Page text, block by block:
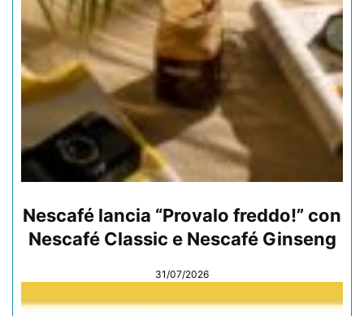
Nescafé lancia “Provalo freddo!” con
Nescafé Classic e Nescafé Ginseng
31/07/2026